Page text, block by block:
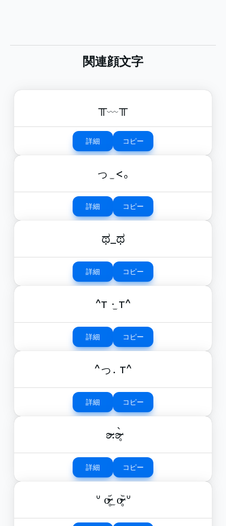
関連顔文字
╥﹏╥
詳細 コピー
っ ̫ <｡
詳細 コピー
ಥ_ಥ
詳細 コピー
^т ·̫ т^
詳細 コピー
^っ. т^
詳細 コピー
ʚ̴̶̷.ʚ̴̶̷̥̀
詳細 コピー
ᐡ o̴̶̷̥᷄ ̫ o̴̶̷̥᷅ ᐡ